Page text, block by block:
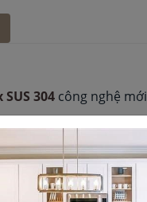
SUS 304 công nghệ